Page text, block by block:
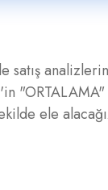
satış
ele